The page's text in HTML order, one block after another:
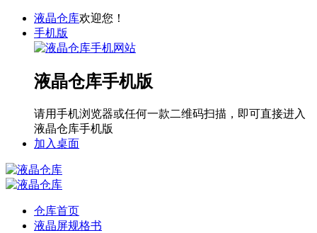
液晶仓库欢迎您！
手机版
液晶仓库手机版
请用手机浏览器或任何一款二维码扫描，即可直接进入
液晶仓库手机版
加入桌面
仓库首页
液晶屏规格书